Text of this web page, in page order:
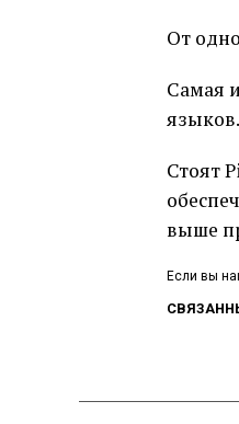
От
Самая
языков.
Стоят
выше
Если вы